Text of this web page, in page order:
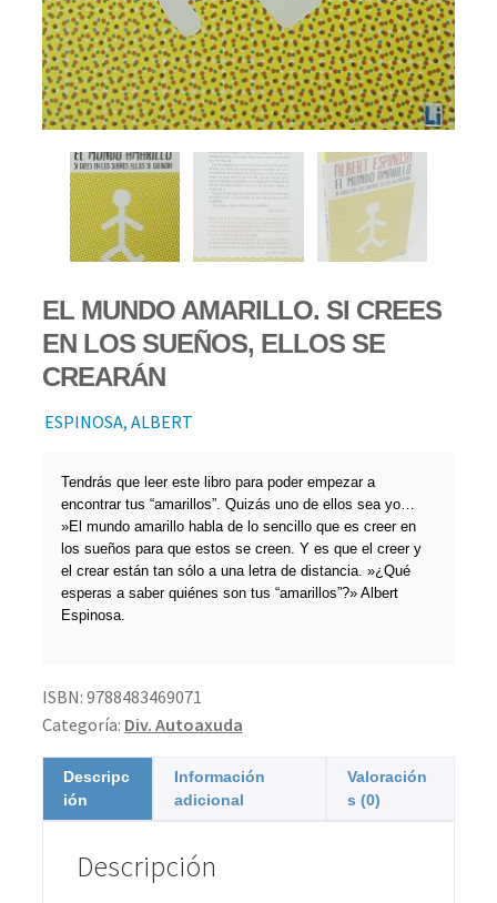
EL MUNDO AMARILLO. SI CREES
EN LOS SUEÑOS, ELLOS SE
CREARÁN
ESPINOSA, ALBERT
Tendrás que leer este libro para poder empezar a
encontrar tus “amarillos”. Quizás uno de ellos sea yo…
»El mundo amarillo habla de lo sencillo que es creer en
los sueños para que estos se creen. Y es que el creer y
el crear están tan sólo a una letra de distancia. »¿Qué
esperas a saber quiénes son tus “amarillos”?» Albert
Espinosa.
ISBN: 9788483469071
Categoría: Div. Autoaxuda
Descripc
ión
Información
adicional
Valoración
s (0)
Descripción